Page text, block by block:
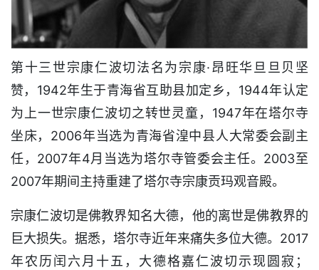
第十三世宗康仁波切法名为宗康·昂旺华旦旦贝坚
赞，1942年生于青海省互助县加定乡，1944年认定
为上一世宗康仁波切之转世灵童，1947年在塔尔寺
坐床，2006年当选为青海省湟中县人大常委会副主
任，2007年4月当选为塔尔寺管委会主任。2003至
2007年期间主持重建了塔尔寺宗康贡玛观音殿。
宗康仁波切是佛教界知名大德，他的离世是佛教界的
巨大损失。据悉，塔尔寺近年来痛失多位大德。2017
年农历闰六月十五，大德格嘉仁波切示现圆寂；